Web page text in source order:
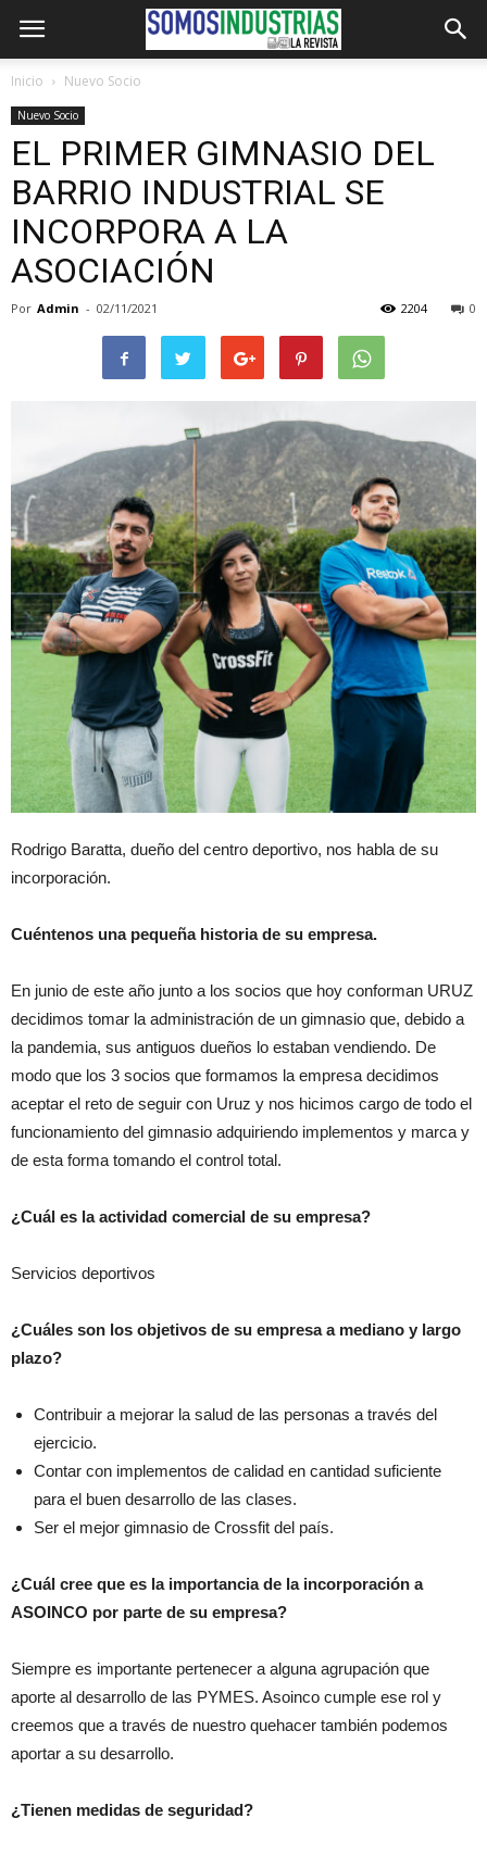
Inicio Nuevo Socio
Nuevo Socio
EL PRIMER GIMNASIO DEL
BARRIO INDUSTRIAL SE
INCORPORA A LA
ASOCIACIÓN
Por Admin - 02/11/2021 0
2204
Rodrigo Baratta, dueño del centro deportivo, nos habla de su
incorporación.
Cuéntenos una pequeña historia de su empresa.
En junio de este año junto a los socios que hoy conforman URUZ
decidimos tomar la administración de un gimnasio que, debido a
la pandemia, sus antiguos dueños lo estaban vendiendo. De
modo que los 3 socios que formamos la empresa decidimos
aceptar el reto de seguir con Uruz y nos hicimos cargo de todo el
funcionamiento del gimnasio adquiriendo implementos y marca y
de esta forma tomando el control total.
¿Cuál es la actividad comercial de su empresa?
Servicios deportivos
¿Cuáles son los objetivos de su empresa a mediano y largo
plazo?
Contribuir a mejorar la salud de las personas a través del
ejercicio.
Contar con implementos de calidad en cantidad suficiente
para el buen desarrollo de las clases.
Ser el mejor gimnasio de Crossfit del país.
¿Cuál cree que es la importancia de la incorporación a
ASOINCO por parte de su empresa?
Siempre es importante pertenecer a alguna agrupación que
aporte al desarrollo de las PYMES. Asoinco cumple ese rol y
creemos que a través de nuestro quehacer también podemos
aportar a su desarrollo.
¿Tienen medidas de seguridad?